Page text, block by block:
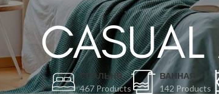
CASUAL
СПАЛЬНЯ
467 Products
ВАННАЯ
142 Products